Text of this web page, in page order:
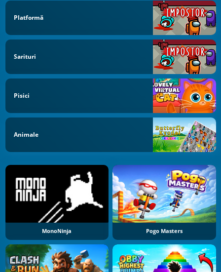
Platformă
Sarituri
Pisici
Animale
MonoNinja Pogo Masters